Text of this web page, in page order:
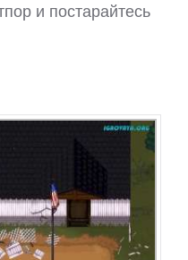
и постарайтесь